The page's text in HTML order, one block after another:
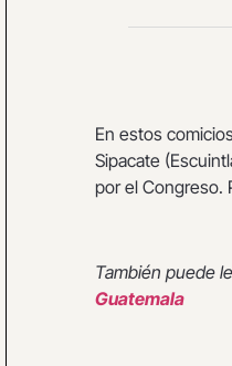
En estos
Sipacate
por el Congreso.
También puede
Guatemala